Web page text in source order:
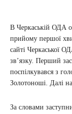
В Черкаській ОДА
прийому першої
сайті Черкаської
зв’язку. Перший
поспілкувався з
Золотоноші. Далі на
За словами